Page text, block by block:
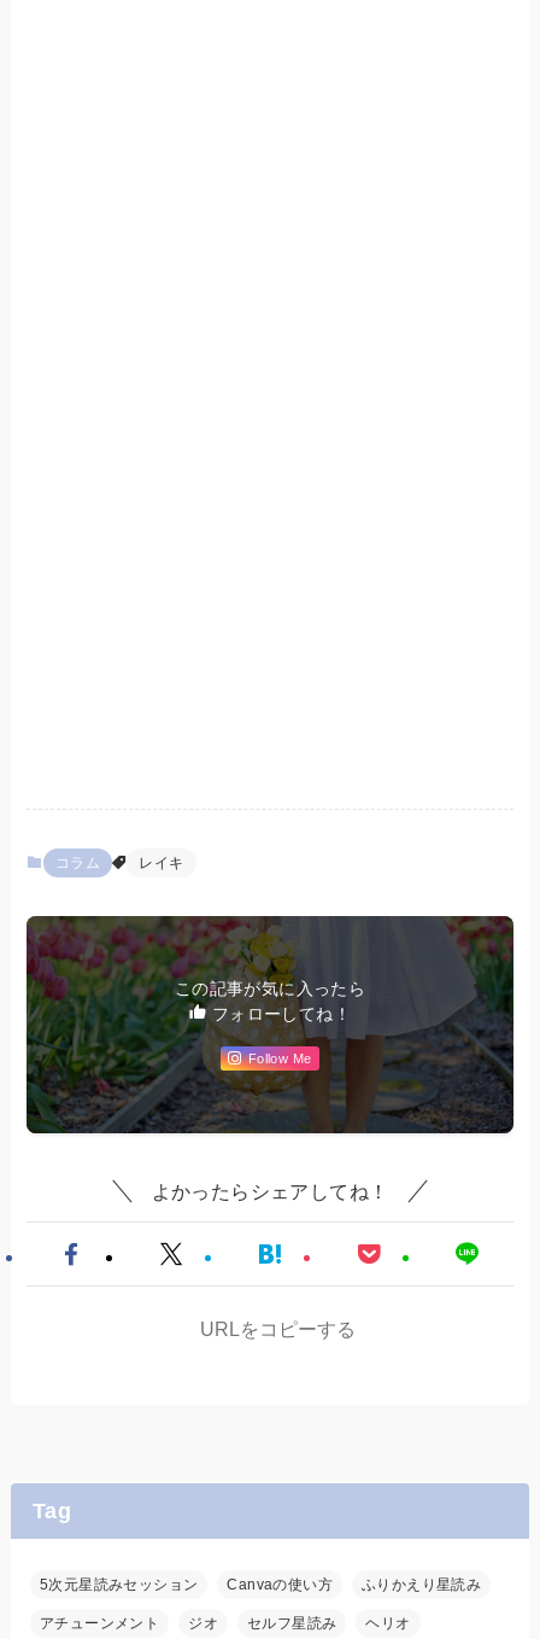
コラム レイキ
この記事が気に入ったら
フォローしてね！
Follow Me
よかったらシェアしてね！
URLをコピーする
Tag
5次元星読みセッション Canvaの使い方 ふりかえり星読み
アチューンメント ジオ セルフ星読み ヘリオ